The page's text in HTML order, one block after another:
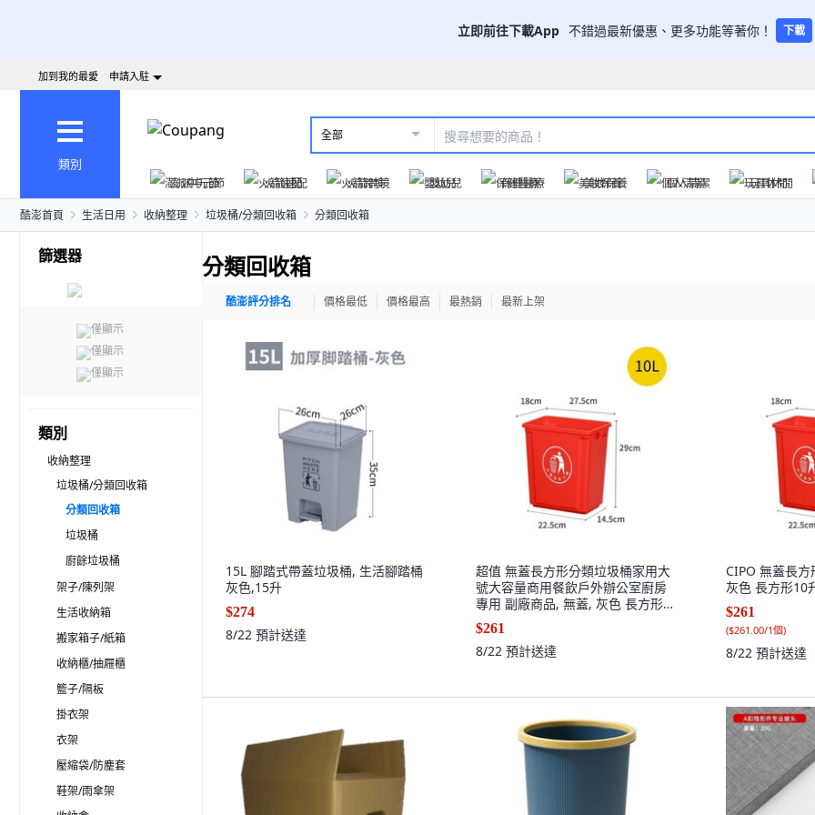
立即前往下載App 不錯過最新優惠、更多功能等著你！ 下載
加到我的最愛 申請入駐
類別
全部
澎派中元節 火箭速配 火箭跨境 嬰幼兒 保健醫療 美妝保養 個人清潔 玩具休閒
酷澎首頁 生活日用 收納整理 垃圾桶/分類回收箱 分類回收箱
篩選器
僅顯示
僅顯示
僅顯示
類別
收納整理
垃圾桶/分類回收箱
分類回收箱
垃圾桶
廚餘垃圾桶
架子/陳列架
生活收納箱
搬家箱子/紙箱
收納櫃/抽屜櫃
籃子/隔板
掛衣架
衣架
壓縮袋/防塵套
鞋架/雨傘架
分類回收箱
酷澎評分排名 價格最低 價格最高 最熱銷 最新上架
15L 腳踏式帶蓋垃圾桶, 生活腳踏桶
灰色,15升
$274
8/22 預計送達
超值 無蓋長方形分類垃圾桶家用大
號大容量商用餐飲戶外辦公室廚房
專用 副廠商品, 無蓋, 灰色 長方形10
升 投放標
$261
8/22 預計送達
CIPO 無蓋長
灰色 長方形10
$261
($261.00/1個)
8/22 預計送達